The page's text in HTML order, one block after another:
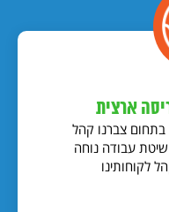
בתחום צברנו קהל
שיטת עבודה נוחה
לקוחותינו